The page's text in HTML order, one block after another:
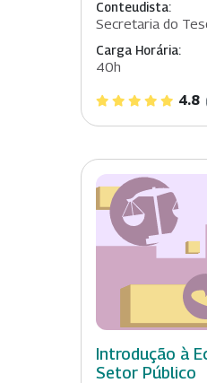
Conteudista:
Secretaria do
Carga Horária:
40h
4.8
Introdução à
Setor Público